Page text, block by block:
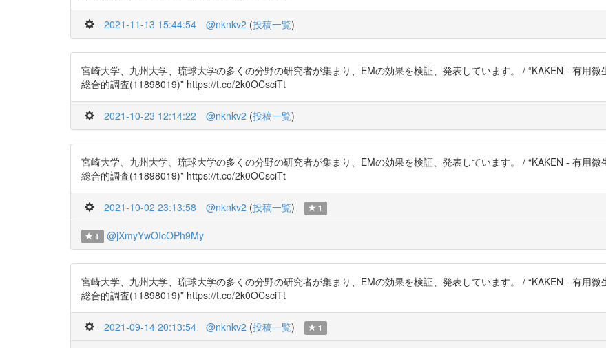
2021-11-13 15:44:54 @nknkv2 (投稿一覧)
宮崎大学、九州大学、琉球大学の多くの分野の研究者が集まり、EMの効果を検証、発表しています。 / “KAKEN - 有用
総合的調査(11898019)” https://t.co/2k0OCsciTt
2021-10-23 12:14:22 @nknkv2 (投稿一覧)
宮崎大学、九州大学、琉球大学の多くの分野の研究者が集まり、EMの効果を検証、発表しています。 / “KAKEN - 有用
総合的調査(11898019)” https://t.co/2k0OCsciTt
2021-10-02 23:13:58 @nknkv2 (投稿一覧) 1
1 @jXmyYwOIcOPh9My
宮崎大学、九州大学、琉球大学の多くの分野の研究者が集まり、EMの効果を検証、発表しています。 / “KAKEN - 有用
総合的調査(11898019)” https://t.co/2k0OCsciTt
2021-09-14 20:13:54 @nknkv2 (投稿一覧) 1